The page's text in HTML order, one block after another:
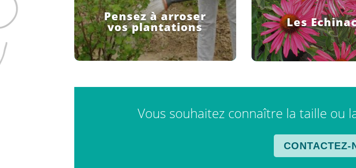
Pensez à arroser
vos plantations Les
Vous souhaitez connaître la taille ou
CONTACTEZ-